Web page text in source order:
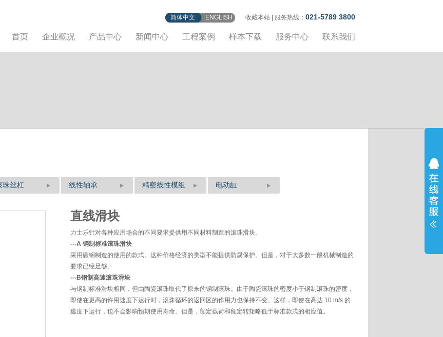
简体中文 ENGLISH 收藏本站 | 服务热线： 021-5789 3800
首页 企业概况 产品中心 新闻中心 工程案例 样本下载 服务中心 联系我们
珠丝杠 线性轴承 精密线性模组 电动缸
直线滑块
力士乐针对各种应用场合的不同要求提供用不同材料制造的滚珠滑块。
---A 钢制标准滚珠滑块
采用碳钢制造的使用的款式。这种价格经济的类型不能提供防腐保护。但是，对于大多数一般机械制造的
要求已经足够。
---B钢制高速滚珠滑块
与钢制标准滑块相同，但由陶瓷滚珠取代了原来的钢制滚珠。由于陶瓷滚珠的密度小于钢制滚珠的密度，
即使在更高的许用速度下运行时，滚珠循环的返回区的作用力也保持不变。这样，即使在高达 10 m/s 的
速度下运行，也不会影响预期使用寿命。但是，额定载荷和额定转矩略低于标准款式的相应值。